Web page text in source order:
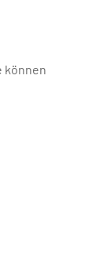
können